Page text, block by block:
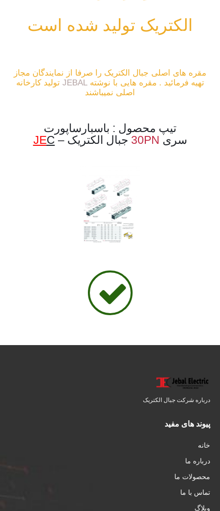
الکتریک تولید شده است
مقره های اصلی جبال الکتریک را صرفا از نمایندگان مجاز
تهیه فرمائید . مقره هایی با نوشته JEBAL تولید کارخانه
اصلی نمیباشند
تیپ محصول : باسبارساپورت
سری 30PN جبال الکتریک – JEC
درباره شرکت جبال الکتریک
پیوند های مفید
خانه
درباره ما
محصولات ما
تماس با ما
وبلاگ